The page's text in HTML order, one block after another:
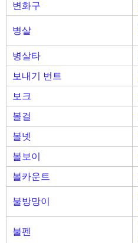
변화구
병살
병살타
보내기 번트
보크
볼걸
볼넷
볼보이
볼카운트
불방망이
불펜